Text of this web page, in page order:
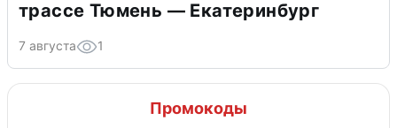
трассе Тюмень — Екатеринбург
7 августа 1
Промокоды